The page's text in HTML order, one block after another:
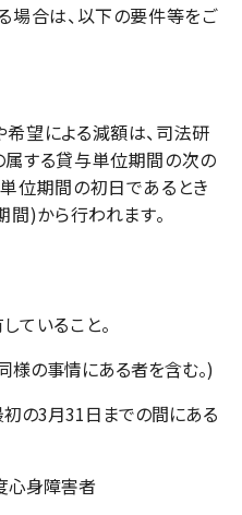
場合は、以下の要件等をご
望による減額は、司法研
する貸与単位期間の次の
位期間の初日であるとき
間)から行われます。
ていること。
の事情にある者を含む。)
の3月31日までの間にある
心身障害者